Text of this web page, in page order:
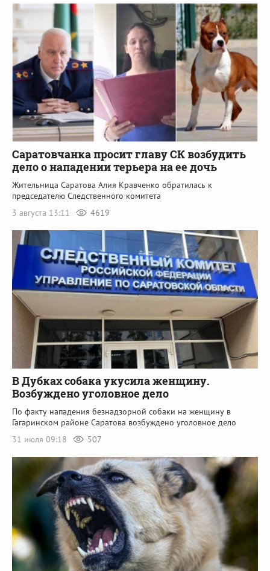
Саратовчанка просит главу СК возбудить
дело о нападении терьера на ее дочь
Жительница Саратова Алия Кравченко обратилась к
председателю Следственного комитета
3 августа 13:11
4619
В Дубках собака укусила женщину.
Возбуждено уголовное дело
По факту нападения безнадзорной собаки на женщину в
Гагаринском районе Саратова возбуждено уголовное дело
31 июля 09:18
507